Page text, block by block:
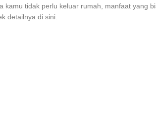
kamu tidak perlu keluar rumah, manfaat yang
detailnya di sini.